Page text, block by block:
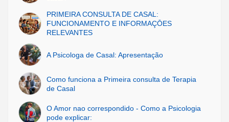
PRIMEIRA CONSULTA DE CASAL:
FUNCIONAMENTO E INFORMAÇŌES
RELEVANTES
A Psicologa de Casal: Apresentação
Como funciona a Primeira consulta de Terapia
de Casal
O Amor nao correspondido - Como a Psicologia
pode explicar: